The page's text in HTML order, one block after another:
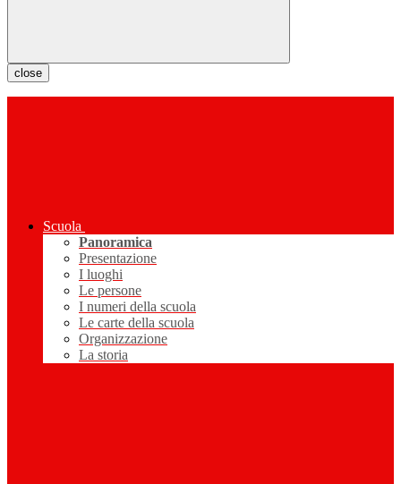
close
Scuola
Panoramica
Presentazione
I luoghi
Le persone
I numeri della scuola
Le carte della scuola
Organizzazione
La storia